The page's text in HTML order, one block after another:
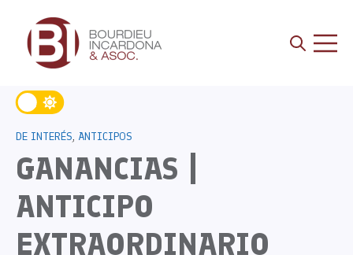
Open
DE INTERÉS, ANTICIPOS
GANANCIAS |
ANTICIPO
EXTRAORDINARIO